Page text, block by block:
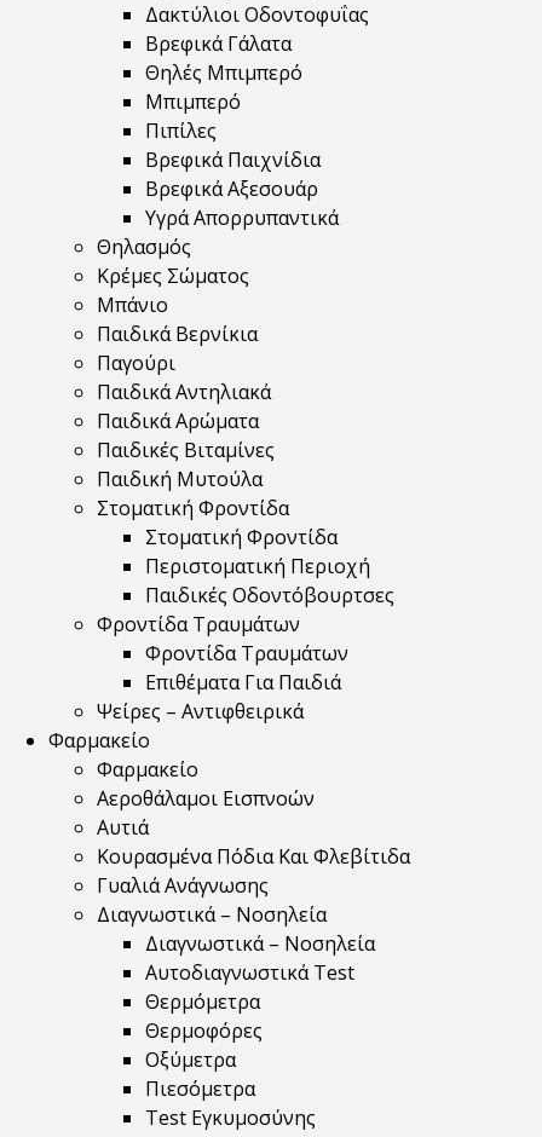
Δακτύλιοι Οδοντοφυΐας
Βρεφικά Γάλατα
Θηλές Μπιμπερό
Μπιμπερό
Πιπίλες
Βρεφικά Παιχνίδια
Βρεφικά Αξεσουάρ
Υγρά Απορρυπαντικά
Θηλασμός
Κρέμες Σώματος
Μπάνιο
Παιδικά Βερνίκια
Παγούρι
Παιδικά Αντηλιακά
Παιδικά Αρώματα
Παιδικές Βιταμίνες
Παιδική Μυτούλα
Στοματική Φροντίδα
Στοματική Φροντίδα
Περιστοματική Περιοχή
Παιδικές Οδοντόβουρτσες
Φροντίδα Τραυμάτων
Φροντίδα Τραυμάτων
Επιθέματα Για Παιδιά
Ψείρες – Αντιφθειρικά
Φαρμακείο
Φαρμακείο
Αεροθάλαμοι Εισπνοών
Αυτιά
Κουρασμένα Πόδια Και Φλεβίτιδα
Γυαλιά Ανάγνωσης
Διαγνωστικά – Νοσηλεία
Διαγνωστικά – Νοσηλεία
Αυτοδιαγνωστικά Test
Θερμόμετρα
Θερμοφόρες
Οξύμετρα
Πιεσόμετρα
Test Εγκυμοσύνης